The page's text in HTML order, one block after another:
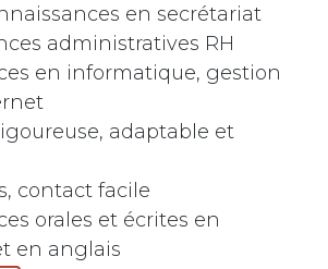
en secrétariat
administratives RH
en informatique, gestion
adaptable et
contact facile
orales et écrites en
en anglais